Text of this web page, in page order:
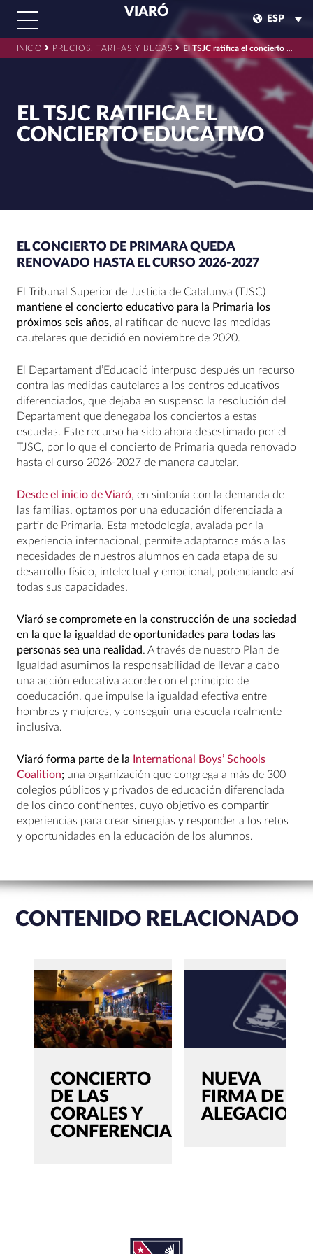
VIARÓ
ESP
INICIO PRECIOS, TARIFAS Y BECAS El TSJC ratifica el concierto educativo
EL TSJC RATIFICA EL
CONCIERTO EDUCATIVO
EL CONCIERTO DE PRIMARA QUEDA
RENOVADO HASTA EL CURSO 2026-2027
El Tribunal Superior de Justicia de Catalunya (TJSC)
mantiene el concierto educativo para la Primaria los
próximos seis años, al ratificar de nuevo las medidas
cautelares que decidió en noviembre de 2020.
El Departament d’Educació interpuso después un recurso
contra las medidas cautelares a los centros educativos
diferenciados, que dejaba en suspenso la resolución del
Departament que denegaba los conciertos a estas
escuelas. Este recurso ha sido ahora desestimado por el
TJSC, por lo que el concierto de Primaria queda renovado
hasta el curso 2026-2027 de manera cautelar.
Desde el inicio de Viaró, en sintonía con la demanda de
las familias, optamos por una educación diferenciada a
partir de Primaria. Esta metodología, avalada por la
experiencia internacional, permite adaptarnos más a las
necesidades de nuestros alumnos en cada etapa de su
desarrollo físico, intelectual y emocional, potenciando así
todas sus capacidades.
Viaró se compromete en la construcción de una sociedad
en la que la igualdad de oportunidades para todas las
personas sea una realidad. A través de nuestro Plan de
Igualdad asumimos la responsabilidad de llevar a cabo
una acción educativa acorde con el principio de
coeducación, que impulse la igualdad efectiva entre
hombres y mujeres, y conseguir una escuela realmente
inclusiva.
Viaró forma parte de la
International Boys’ Schools
Coalition; una organización que congrega a más de 300
colegios públicos y privados de educación diferenciada
de los cinco continentes, cuyo objetivo es compartir
experiencias para crear sinergias y responder a los retos
y oportunidades en la educación de los alumnos.
CONTENIDO RELACIONADO
CONCIERTO
DE LAS
CORALES Y
CONFERENCIA
NUEVA
FIRMA DE